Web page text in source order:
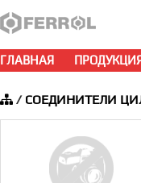
ГЛАВНАЯ
/ СОЕДИНИТЕЛИ